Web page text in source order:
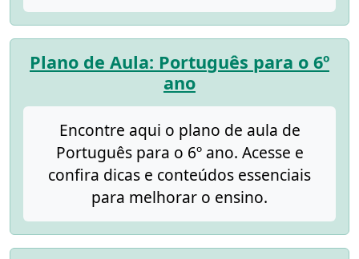
Plano de Aula: Português para o 6º
ano
Encontre aqui o plano de aula de
Português para o 6º ano. Acesse e
confira dicas e conteúdos essenciais
para melhorar o ensino.